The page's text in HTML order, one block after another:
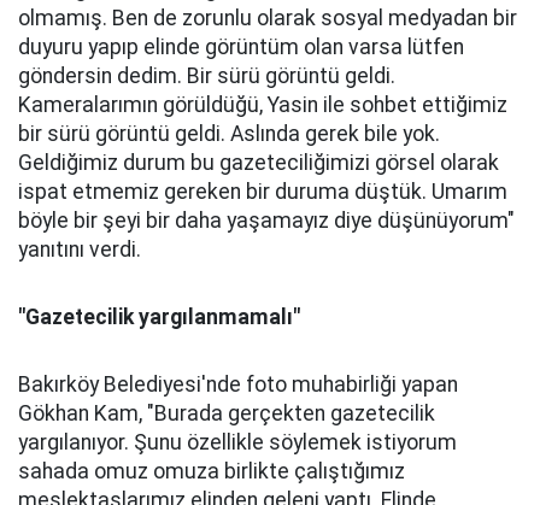
olmamış. Ben de zorunlu olarak sosyal medyadan bir
duyuru yapıp elinde görüntüm olan varsa lütfen
göndersin dedim. Bir sürü görüntü geldi.
Kameralarımın görüldüğü, Yasin ile sohbet ettiğimiz
bir sürü görüntü geldi. Aslında gerek bile yok.
Geldiğimiz durum bu gazeteciliğimizi görsel olarak
ispat etmemiz gereken bir duruma düştük. Umarım
böyle bir şeyi bir daha yaşamayız diye düşünüyorum"
yanıtını verdi.
"Gazetecilik yargılanmamalı"
Bakırköy Belediyesi'nde foto muhabirliği yapan
Gökhan Kam, "Burada gerçekten gazetecilik
yargılanıyor. Şunu özellikle söylemek istiyorum
sahada omuz omuza birlikte çalıştığımız
meslektaşlarımız elinden geleni yaptı. Elinde